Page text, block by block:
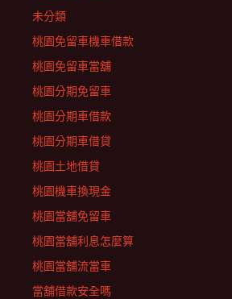
未分類
桃園免留車機車借款
桃園免留車當舖
桃園分期免留車
桃園分期車借款
桃園分期車借貸
桃園土地借貸
桃園機車換現金
桃園當舖免留車
桃園當舖利息怎麼算
桃園當舖流當車
當舖借款安全嗎